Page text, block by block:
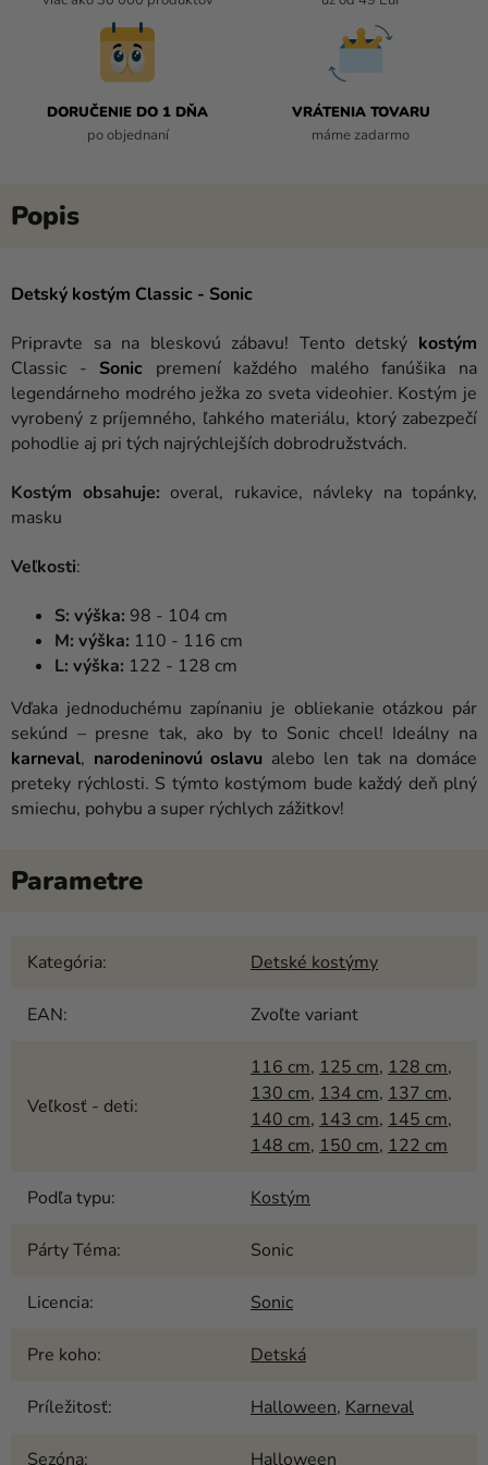
DORUČENIE DO 1 DŇA
po objednaní
VRÁTENIA TOVARU
máme zadarmo
Detský kostým Classic - Sonic
Pripravte sa na bleskovú zábavu! Tento detský kostým
Classic - Sonic premení každého malého fanúšika na
legendárneho modrého ježka zo sveta videohier. Kostým je
vyrobený z príjemného, ľahkého materiálu, ktorý zabezpečí
pohodlie aj pri tých najrýchlejších dobrodružstvách.
Kostým obsahuje: overal, rukavice, návleky na topánky,
masku
Veľkosti:
S: výška: 98 - 104 cm
M: výška: 110 - 116 cm
L: výška: 122 - 128 cm
Vďaka jednoduchému zapínaniu je obliekanie otázkou pár
sekúnd – presne tak, ako by to Sonic chcel! Ideálny na
karneval, narodeninovú oslavu alebo len tak na domáce
preteky rýchlosti. S týmto kostýmom bude každý deň plný
smiechu, pohybu a super rýchlych zážitkov!
Kategória: Detské kostýmy
EAN: Zvoľte variant
Veľkosť - deti:
116 cm, 125 cm, 128 cm,
130 cm, 134 cm, 137 cm,
140 cm, 143 cm, 145 cm,
148 cm, 150 cm, 122 cm
Podľa typu: Kostým
Párty Téma: Sonic
Licencia: Sonic
Pre koho: Detská
Príležitosť: Halloween, Karneval
Sezóna: Halloween